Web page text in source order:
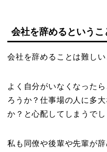
会社を辞めるというこ
会社を辞めることは難しい
よく自分がいなくなった
ろうか？仕事場の人に多
か？と心配してしまうでし
私も同僚や後輩や先輩が